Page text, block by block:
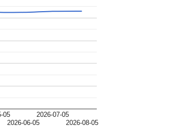
05
2026-06-05
2026-07-05
2026-08-05